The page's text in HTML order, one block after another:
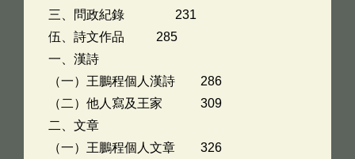
三、問政紀錄 231
伍、詩文作品 285
一、漢詩
（一）王鵬程個人漢詩 286
（二）他人寫及王家 309
二、文章
（一）王鵬程個人文章 326